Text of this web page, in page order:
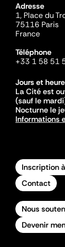
Adresse
1, Place du
75116 Paris
France
Téléphone
+33 1 58 51
Jours et
La Cité est
(sauf le
Nocturne le
Informations
Inscription
Contact
Nous
Devenir